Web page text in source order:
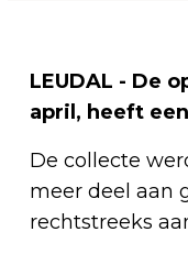
LEUDAL - De
april, heeft
De collecte
meer deel aan
rechtstreeks